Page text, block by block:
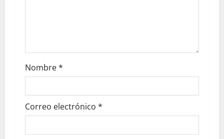
Nombre*
Correo electrónico *